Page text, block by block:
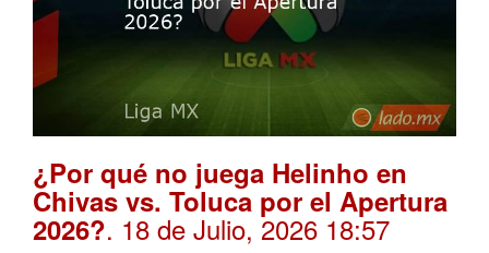
¿Por qué no juega Helinho en
Chivas vs. Toluca por el Apertura
2026?. 18 de Julio, 2026 18:57